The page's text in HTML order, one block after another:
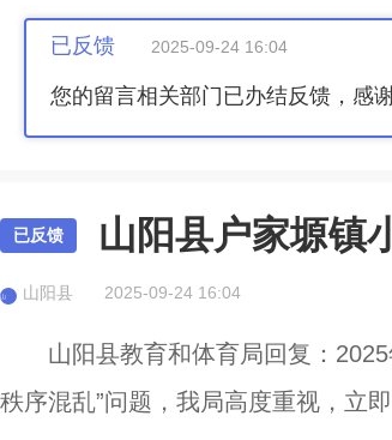
已反馈 2025-09-24 16:04
您的留言相关部门已办结反馈，感
已反馈 山阳县户家塬镇
山 山阳县 2025-09-24 16:04
山阳县教育和体育局回复：
秩序混乱”问题，我局高度重视，立